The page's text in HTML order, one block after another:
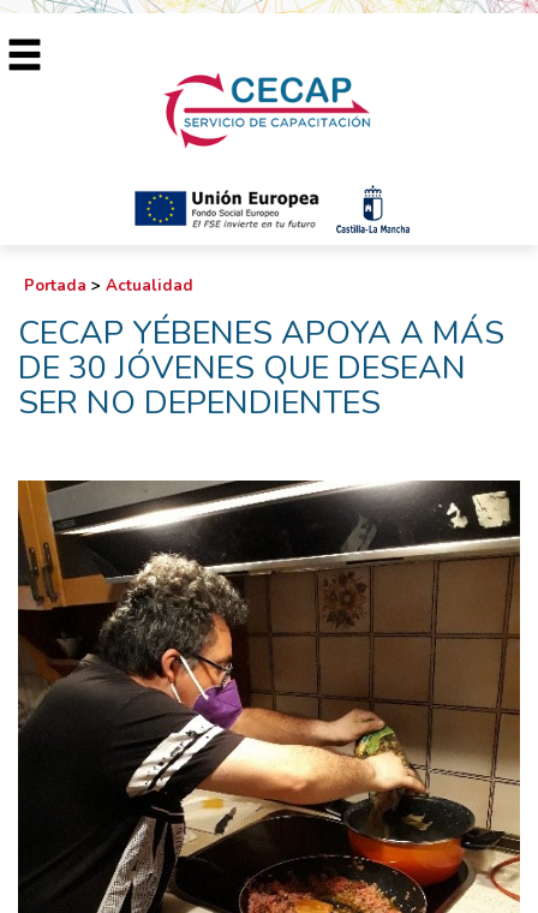
Portada > Actualidad
CECAP YÉBENES APOYA A MÁS
DE 30 JÓVENES QUE DESEAN
SER NO DEPENDIENTES